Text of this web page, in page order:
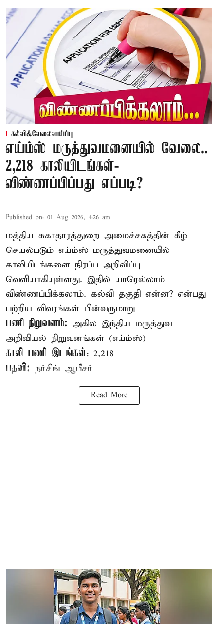
கல்வி&வேலைவாய்ப்பு
எய்ம்ஸ் மருத்துவமனையில் வேலை..
2,218 காலியிடங்கள்-
விண்ணப்பிப்பது எப்படி?
Published on: 01 Aug 2026, 4:26 am
மத்திய சுகாதாரத்துறை அமைச்சகத்தின் கீழ்
செயல்படும் எய்ம்ஸ் மருத்துவமனையில்
காலியிடங்களை நிரப்ப அறிவிப்பு
வெளியாகியுள்ளது. இதில் யாரெல்லாம்
விண்ணப்பிக்கலாம். கல்வி தகுதி என்ன? என்பது
பற்றிய விவரங்கள் பின்வருமாறு
பணி நிறுவனம்: அகில இந்திய மருத்துவ
அறிவியல் நிறுவனங்கள் (எய்ம்ஸ்)
காலி பணி இடங்கள்: 2,218
பதவி: நர்சிங் ஆபீசர்
Read More